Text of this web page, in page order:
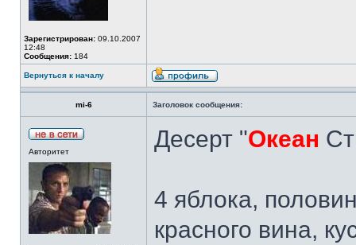
Зарегистрирован: 09.10.2007
12:48
Сообщения: 184
Вернуться к началу
mi-6 Заголовок сообщения:
Авторитет Десерт "Океан
4 яблока,
красного вина,